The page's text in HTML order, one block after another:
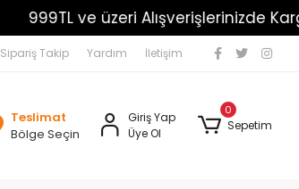
999TL ve üzeri Alışverişlerinizde Kargo
Sipariş Takip Yardım İletişim
Teslimat
Bölge Seçin
Giriş Yap
Üye Ol
0
Sepetim